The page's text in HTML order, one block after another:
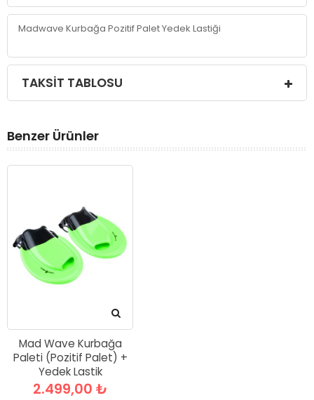
Madwave Kurbağa Pozitif Palet Yedek Lastiği
TAKSIT TABLOSU
Benzer Ürünler
Mad Wave Kurbağa
Paleti (Pozitif Palet) +
Yedek Lastik
2.499,00 ₺